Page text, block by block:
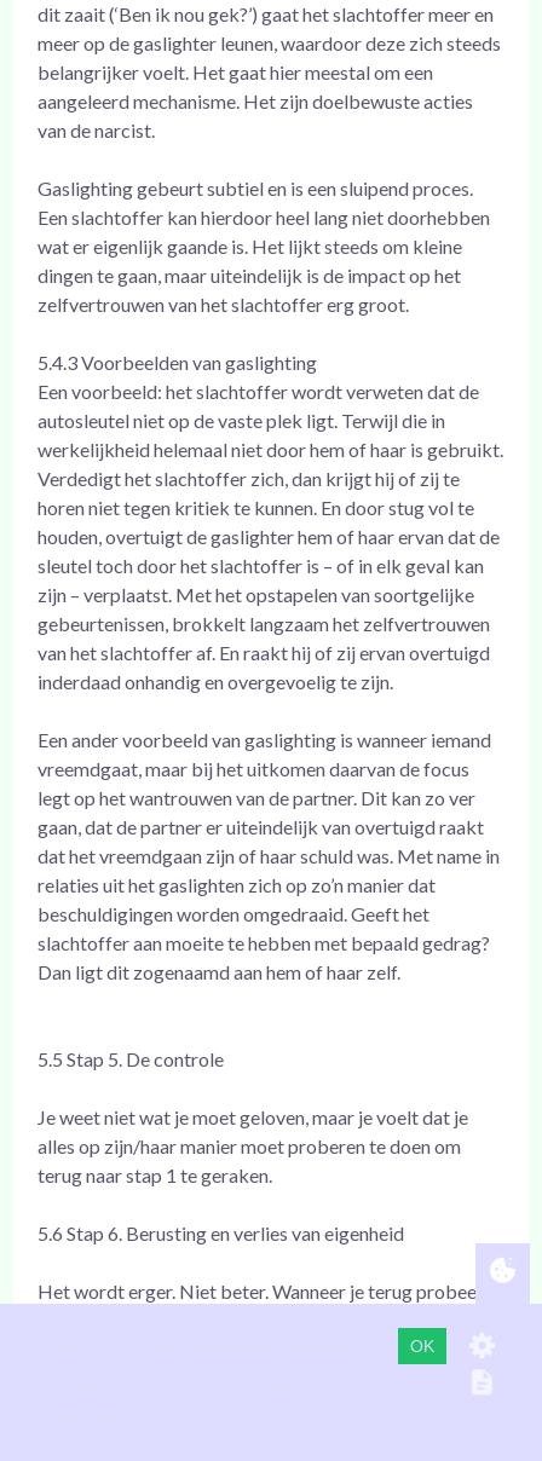
dit zaait (‘Ben ik nou gek?’) gaat het slachtoffer meer en
meer op de gaslighter leunen, waardoor deze zich steeds
belangrijker voelt. Het gaat hier meestal om een
aangeleerd mechanisme. Het zijn doelbewuste acties
van de narcist.
Gaslighting gebeurt subtiel en is een sluipend proces.
Een slachtoffer kan hierdoor heel lang niet doorhebben
wat er eigenlijk gaande is. Het lijkt steeds om kleine
dingen te gaan, maar uiteindelijk is de impact op het
zelfvertrouwen van het slachtoffer erg groot.
5.4.3 Voorbeelden van gaslighting
Een voorbeeld: het slachtoffer wordt verweten dat de
autosleutel niet op de vaste plek ligt. Terwijl die in
werkelijkheid helemaal niet door hem of haar is gebruikt.
Verdedigt het slachtoffer zich, dan krijgt hij of zij te
horen niet tegen kritiek te kunnen. En door stug vol te
houden, overtuigt de gaslighter hem of haar ervan dat de
sleutel toch door het slachtoffer is – of in elk geval kan
zijn – verplaatst. Met het opstapelen van soortgelijke
gebeurtenissen, brokkelt langzaam het zelfvertrouwen
van het slachtoffer af. En raakt hij of zij ervan overtuigd
inderdaad onhandig en overgevoelig te zijn.
Een ander voorbeeld van gaslighting is wanneer iemand
vreemdgaat, maar bij het uitkomen daarvan de focus
legt op het wantrouwen van de partner. Dit kan zo ver
gaan, dat de partner er uiteindelijk van overtuigd raakt
dat het vreemdgaan zijn of haar schuld was. Met name in
relaties uit het gaslighten zich op zo’n manier dat
beschuldigingen worden omgedraaid. Geeft het
slachtoffer aan moeite te hebben met bepaald gedrag?
Dan ligt dit zogenaamd aan hem of haar zelf.
5.5 Stap 5. De controle
Je weet niet wat je moet geloven, maar je voelt dat je
alles op zijn/haar manier moet proberen te doen om
terug naar stap 1 te geraken.
5.6 Stap 6. Berusting en verlies van eigenheid
Het wordt erger. Niet beter. Wanneer je terug probeert
verhoogt het misbruik. Voor de lieve vrede en om de
OK